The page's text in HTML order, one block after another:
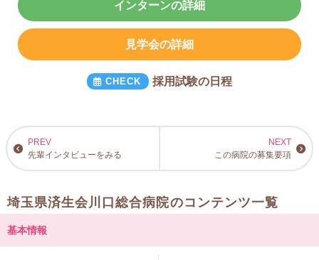
インターンの詳細
見学会の詳細
採用試験の日程
先輩インタビューをみる この病院の募集要項
埼玉県済生会川口総合病院のコンテンツ一覧
基本情報